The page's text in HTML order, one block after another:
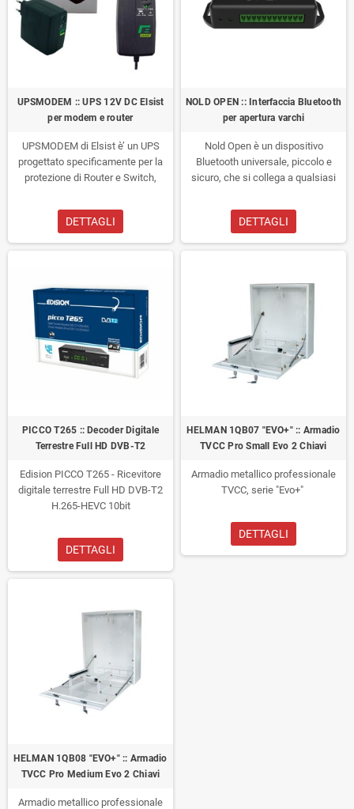
UPSMODEM :: UPS 12V DC Elsist
per modem e router
UPSMODEM di Elsist è’ un UPS
progettato specificamente per la
protezione di Router e Switch,
Access point, sistemi di sicurezza,
modem, decoder e molti altri
dispositivi a 12V DC.
DETTAGLI
NOLD OPEN :: Interfaccia Bluetooth
per apertura varchi
Nold Open è un dispositivo
Bluetooth universale, piccolo e
sicuro, che si collega a qualsiasi
Open Il portachiavi nel vostro
smartphone.
DETTAGLI
PICCO T265 :: Decoder Digitale
Terrestre Full HD DVB-T2
Edision PICCO T265 - Ricevitore
digitale terrestre Full HD DVB-T2
H.265-HEVC 10bit
DETTAGLI
HELMAN 1QB07 "EVO+" :: Armadio
TVCC Pro Small Evo 2 Chiavi
Armadio metallico professionale
TVCC, serie "Evo+"
DETTAGLI
HELMAN 1QB08 "EVO+" :: Armadio
TVCC Pro Medium Evo 2 Chiavi
Armadio metallico professionale